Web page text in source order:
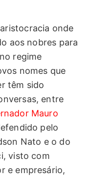
onde
aos nobres para
regime
nomes que
têm sido
entre
Mauro
pelo
Nato e o do
visto com
e empresário,